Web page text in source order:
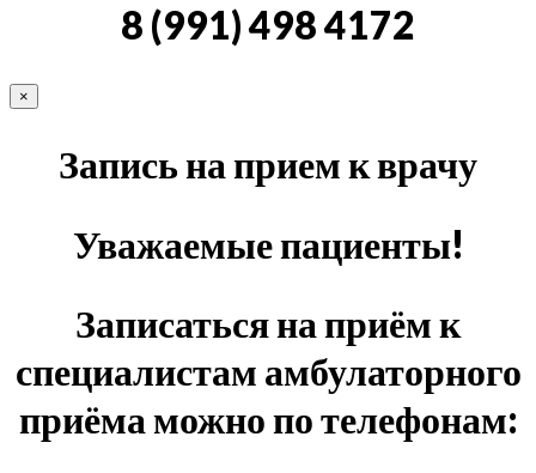
8 (991) 498 4172
×
Запись на прием к врачу
Уважаемые пациенты!
Записаться на приём к
специалистам амбулаторного
приёма можно по телефонам: